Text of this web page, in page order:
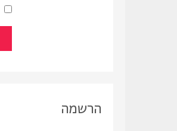
הרשמה